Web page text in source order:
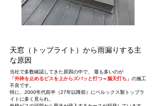
天窓（トップライト）から雨漏りする主
な原因
当社で多数確認してきた原因の中で、 最も多いのが
「外枠を止めるビスを上からズバッと打つ＝脳天打ち」 の施工
不良です。
特に、2000年代前半（27年以降前）にベルックス製トップラ
イトに多く見られ、